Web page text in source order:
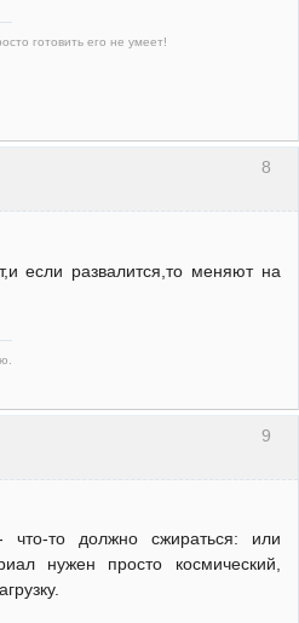
готовить его не умеет!
8
если развалится,то меняют на
9
то должно сжираться: или
нужен просто космический,